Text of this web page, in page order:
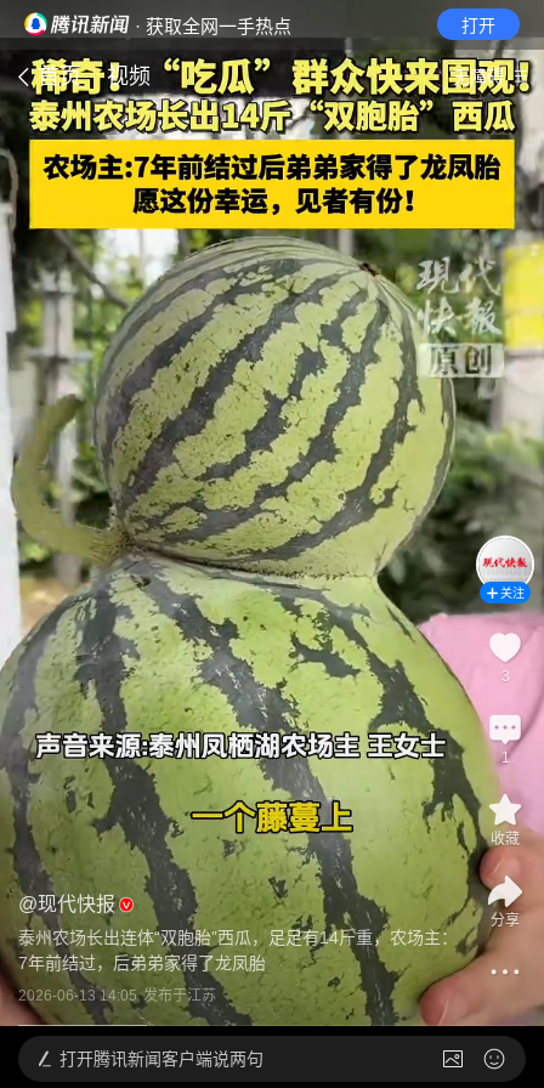
· 获取全网一手热点 打开
首页 视频 无障碍
@现代快报
泰州农场长出连体“双胞胎”西瓜，足足有14斤重，农场主：
7年前结过，后弟弟家得了龙凤胎
2026-06-13 14:05 发布于江苏
关注
3
1
收藏
分享
打开腾讯新闻客户端说两句